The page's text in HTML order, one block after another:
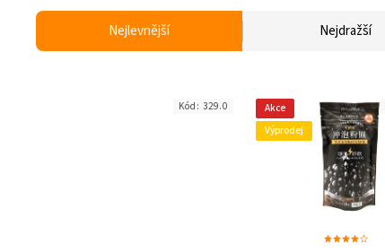
Nejlevnější Nejdražší
Kód: 329.0
Akce
Výprodej